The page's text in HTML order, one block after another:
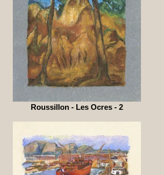
Roussillon - Les Ocres - 2